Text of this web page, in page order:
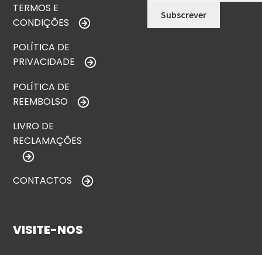
TERMOS E
CONDIÇÕES
POLÍTICA DE
PRIVACIDADE
POLÍTICA DE
REEMBOLSO
LIVRO DE
RECLAMAÇÕES
CONTACTOS
VISITE-NOS